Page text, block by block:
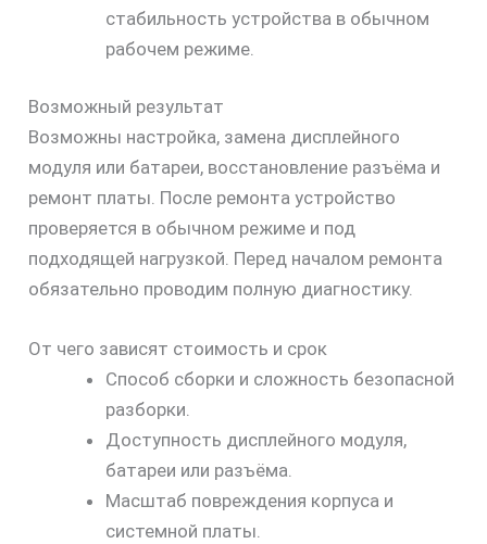
стабильность устройства в обычном
рабочем режиме.
Возможный результат
Возможны настройка, замена дисплейного
модуля или батареи, восстановление разъёма и
ремонт платы. После ремонта устройство
проверяется в обычном режиме и под
подходящей нагрузкой. Перед началом ремонта
обязательно проводим полную диагностику.
От чего зависят стоимость и срок
Способ сборки и сложность безопасной
разборки.
Доступность дисплейного модуля,
батареи или разъёма.
Масштаб повреждения корпуса и
системной платы.